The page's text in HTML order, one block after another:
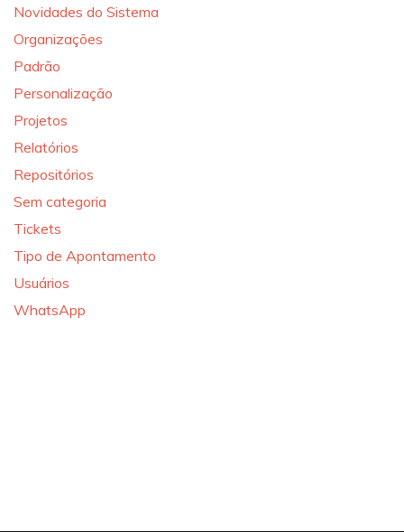
Novidades do Sistema
Organizações
Padrão
Personalização
Projetos
Relatórios
Repositórios
Sem categoria
Tickets
Tipo de Apontamento
Usuários
WhatsApp